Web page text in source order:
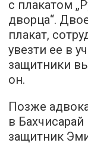
с плакатом
дворца“.
плакат,
увезти ее в
защитники
он.
Позже
в
защитник